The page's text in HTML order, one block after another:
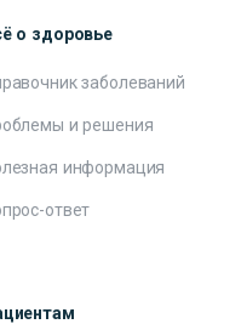
о здоровье
заболеваний
и решения
информация
ответ